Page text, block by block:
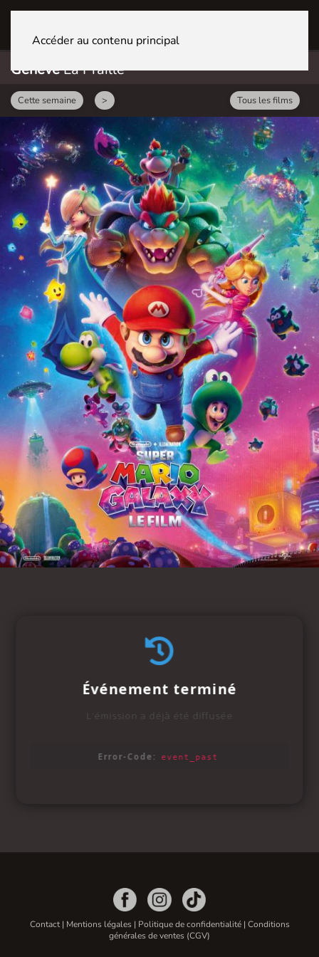
Accéder au contenu principal
GenèveLa Praille
Cette semaine > Tous les films
Contact| Mentions légales| Politique de confidentialité| Conditions
générales de ventes (CGV)